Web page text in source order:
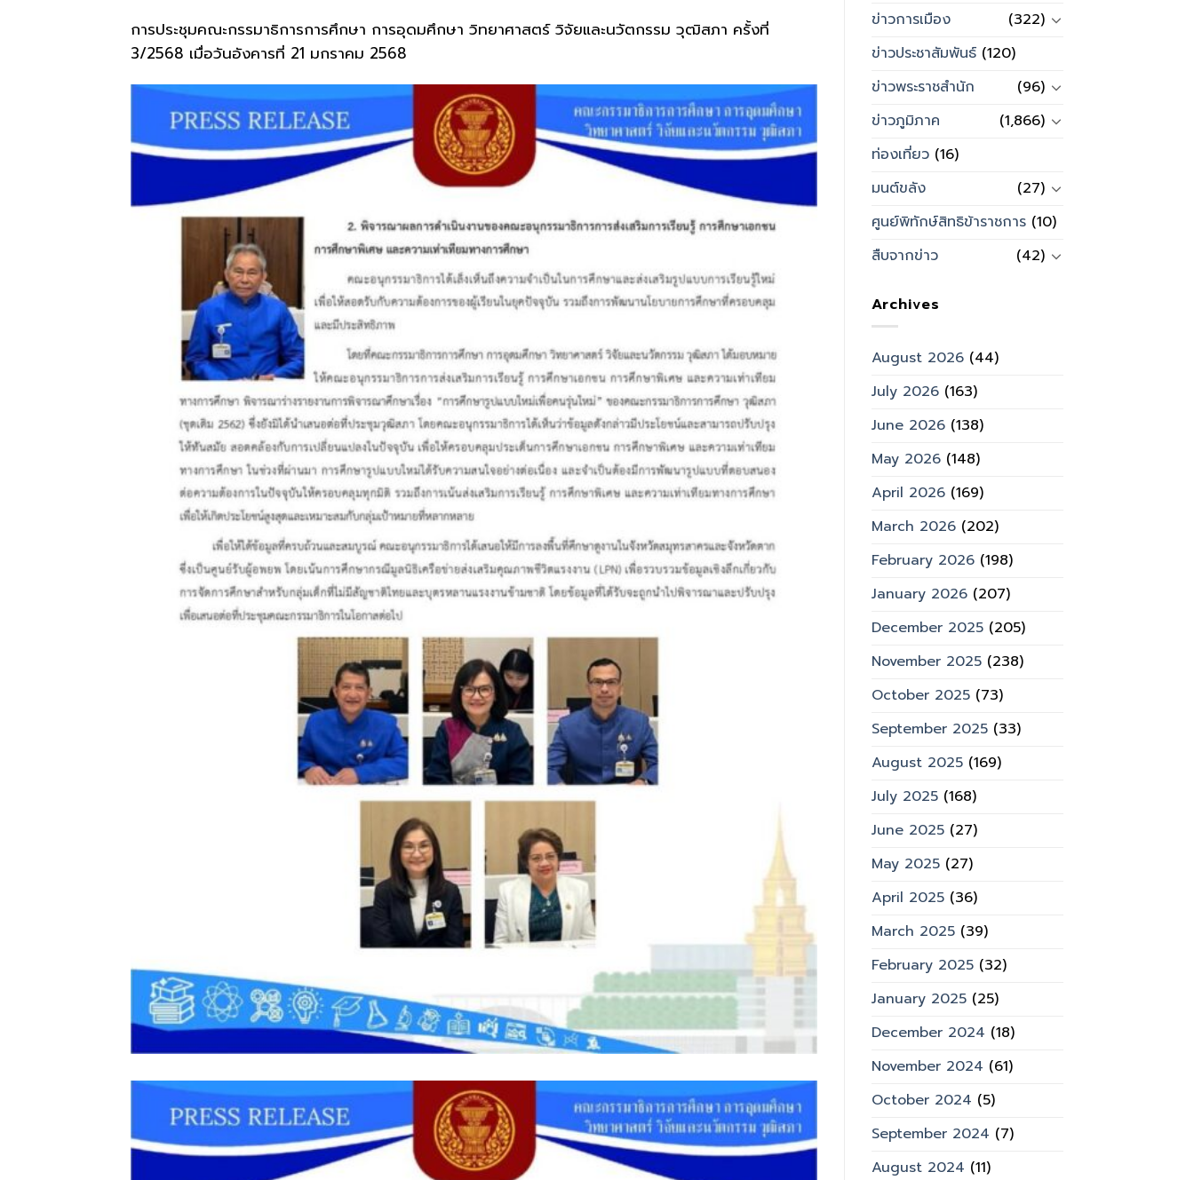
การประชุมคณะกรรมาธิการการศึกษา การอุดมศึกษา วิทยาศาสตร์ วิจัยและนวัตกรรม วุฒิสภา ครั้งที่
3/2568 เมื่อวันอังคารที่ 21 มกราคม 2568
ข่าวการเมือง
(322)
ข่าวประชาสัมพันธ์(120)
ข่าวพระราชสำนัก
(96)
ข่าวภูมิภาค
(1,866)
ท่องเที่ยว(16)
มนต์ขลัง
(27)
ศูนย์พิทักษ์สิทธิข้าราชการ(10)
สืบจากข่าว
(42)
Archives
August 2026(44)
July 2026(163)
June 2026(138)
May 2026(148)
April 2026(169)
March 2026(202)
February 2026(198)
January 2026(207)
December 2025(205)
November 2025(238)
October 2025(73)
September 2025(33)
August 2025(169)
July 2025(168)
June 2025(27)
May 2025(27)
April 2025(36)
March 2025(39)
February 2025(32)
January 2025(25)
December 2024 (18)
November 2024 (61)
October 2024 (5)
September 2024 (7)
August 2024 (11)